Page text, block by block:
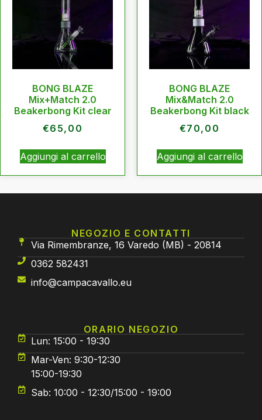
BONG BLAZE
Mix+Match 2.0
Beakerbong Kit clear
€65,00
Aggiungi al carrello
BONG BLAZE
Mix&Match 2.0
Beakerbong Kit black
€70,00
Aggiungi al carrello
NEGOZIO E CONTATTI
Via Rimembranze, 16 Varedo (MB) - 20814
0362 582431
info@campacavallo.eu
ORARIO NEGOZIO
Lun: 15:00 - 19:30
Mar-Ven: 9:30-12:30
15:00-19:30
Sab: 10:00 - 12:30/15:00 - 19:00